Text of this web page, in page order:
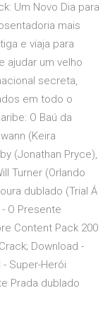
Um Novo Dia para
mais
e viaja para
ajudar um velho
secreta,
em todo o
O Baú da
(Keira
(Jonathan Pryce),
Turner (Orlando
dublado (Trial Á
O Presente
Content Pack 200
Download -
Super-Herói
Prada dublado